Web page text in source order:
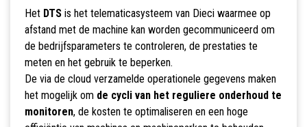
Het DTSis het telematicasysteem van Dieci waarmee op
afstand met de machine kan worden gecommuniceerd om
de bedrijfsparameters te controleren, de prestaties te
meten en het gebruik te beperken.
De via de cloud verzamelde operationele gegevens maken
het mogelijk om de cycli van het reguliere onderhoud te
monitoren, de kosten te optimaliseren en een hoge